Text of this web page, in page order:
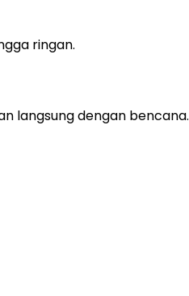
ringan.
langsung dengan bencana.